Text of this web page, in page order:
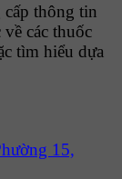
thông tin
các thuốc
tìm hiểu dựa
15,